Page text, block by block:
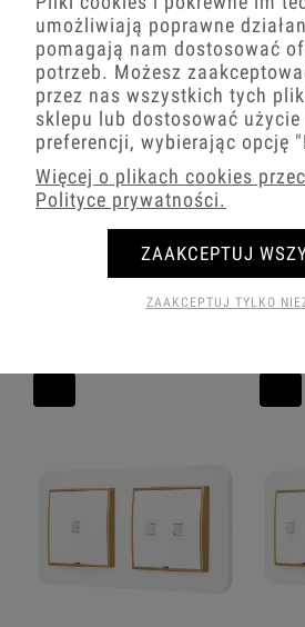
kolor biały mat/złoty
kolor
umożliwiają poprawne
pomagają nam dostosować
potrzeb. Możesz
przez nas wszystkich tych
sklepu lub dostosować
preferencji, wybierając opcję
Więcej o plikach cookies
Polityce prywatności.
ZAAKCEPTUJ TYLKO
ZAAKCEPTUJ